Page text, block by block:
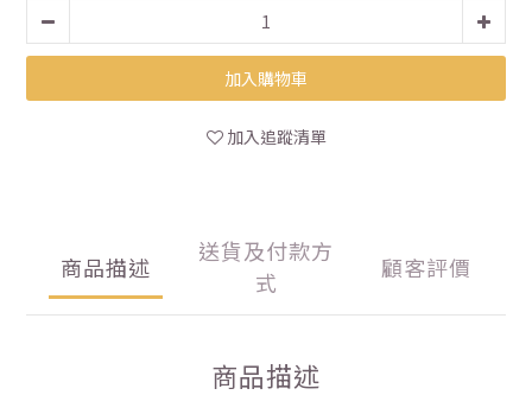
加入購物車
加入追蹤清單
商品描述
送貨及付款方
式
顧客評價
商品描述